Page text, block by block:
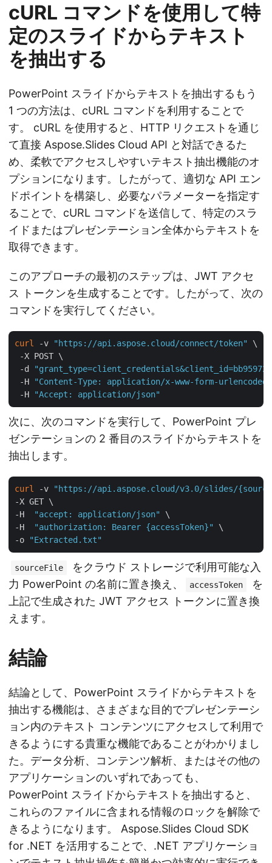
cURL コマンドを使用して特
定のスライドからテキスト
を抽出する
PowerPoint スライドからテキストを抽出するもう
1 つの方法は、cURL コマンドを利用することで
す。 cURL を使用すると、HTTP リクエストを通じ
て直接 Aspose.Slides Cloud API と対話できるた
め、柔軟でアクセスしやすいテキスト抽出機能のオ
プションになります。したがって、適切な API エン
ドポイントを構築し、必要なパラメーターを指定す
ることで、cURL コマンドを送信して、特定のスラ
イドまたはプレゼンテーション全体からテキストを
取得できます。
このアプローチの最初のステップは、JWT アクセ
ス トークンを生成することです。したがって、次の
コマンドを実行してください。
curl -v "https://api.aspose.cloud/connect/token"
\
-X POST \
-d
"grant_type=client_credentials&client_id=bb959721-
-H
"Content-Type: application/x-www-form-urlencoded"
-H
"Accept: application/json"
次に、次のコマンドを実行して、PowerPoint プレ
ゼンテーションの 2 番目のスライドからテキストを
抽出します。
curl -v
"https://api.aspose.cloud/v3.0/slides/
-X GET \
-H
"accept: application/json"
\
-H
"authorization: Bearer {accessToken}"
\
-o
"Extracted.txt"
sourceFile
をクラウド ストレージで利用可能な入
力 PowerPoint の名前に置き換え、
accessToken
を
上記で生成された JWT アクセス トークンに置き換
えます。
結論
結論として、PowerPoint スライドからテキストを
抽出する機能は、さまざまな目的でプレゼンテーシ
ョン内のテキスト コンテンツにアクセスして利用で
きるようにする貴重な機能であることがわかりまし
た。データ分析、コンテンツ解析、またはその他の
アプリケーションのいずれであっても、
PowerPoint スライドからテキストを抽出すると、
これらのファイルに含まれる情報のロックを解除で
きるようになります。 Aspose.Slides Cloud SDK
for .NET を活用することで、.NET アプリケーショ